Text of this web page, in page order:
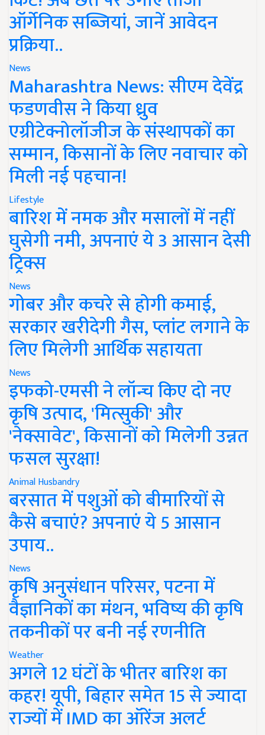
ऑर्गेनिक सब्जियां, जानें आवेदन
प्रक्रिया..
News
Maharashtra News: सीएम देवेंद्र
फडणवीस ने किया ध्रुव
एग्रीटेक्नोलॉजीज के संस्थापकों का
सम्मान, किसानों के लिए नवाचार को
मिली नई पहचान!
Lifestyle
बारिश में नमक और मसालों में नहीं
घुसेगी नमी, अपनाएं ये 3 आसान देसी
ट्रिक्स
News
गोबर और कचरे से होगी कमाई,
सरकार खरीदेगी गैस, प्लांट लगाने के
लिए मिलेगी आर्थिक सहायता
News
इफको-एमसी ने लॉन्च किए दो नए
कृषि उत्पाद, 'मित्सुकी' और
'नेक्सावेट', किसानों को मिलेगी उन्नत
फसल सुरक्षा!
Animal Husbandry
बरसात में पशुओं को बीमारियों से
कैसे बचाएं? अपनाएं ये 5 आसान
उपाय..
News
कृषि अनुसंधान परिसर, पटना में
वैज्ञानिकों का मंथन, भविष्य की कृषि
तकनीकों पर बनी नई रणनीति
Weather
अगले 12 घंटों के भीतर बारिश का
कहर! यूपी, बिहार समेत 15 से ज्यादा
राज्यों में IMD का ऑरेंज अलर्ट